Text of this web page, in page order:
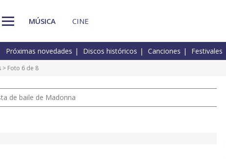
MÚSICA CINE
Próximas novedades Discos históricos Canciones Festivales
> Foto 6 de 8
de baile de Madonna